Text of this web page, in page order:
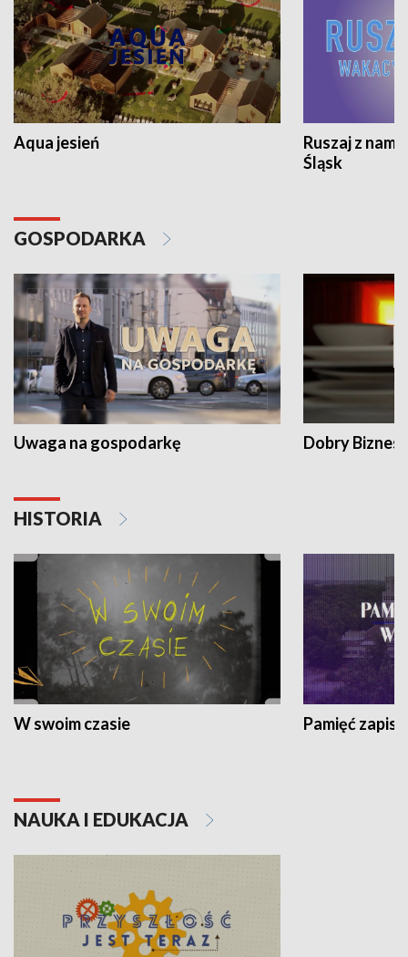
Aqua jesień
Ruszaj z
Śląsk
GOSPODARKA
Uwaga na gospodarkę Dobry Biznes
HISTORIA
W swoim czasie Pamięć
NAUKA I EDUKACJA